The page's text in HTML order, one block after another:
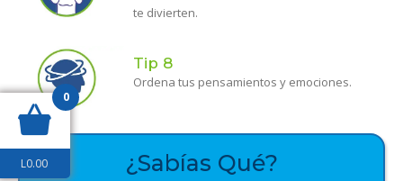
te divierten.
Tip 8
Ordena tus pensamientos y emociones.
¿Sabías Qué?
0
L0.00